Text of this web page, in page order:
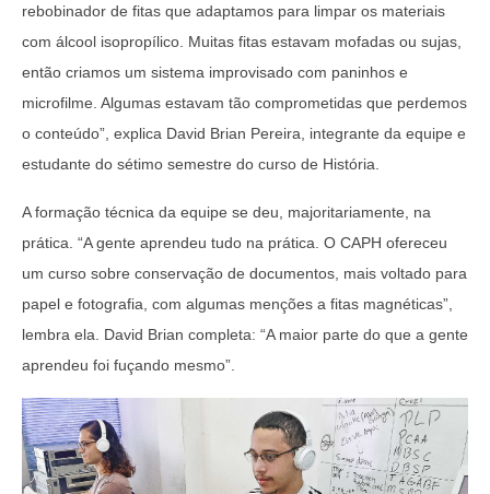
rebobinador de fitas que adaptamos para limpar os materiais
com álcool isopropílico. Muitas fitas estavam mofadas ou sujas,
então criamos um sistema improvisado com paninhos e
microfilme. Algumas estavam tão comprometidas que perdemos
o conteúdo”, explica David Brian Pereira, integrante da equipe e
estudante do sétimo semestre do curso de História.
A formação técnica da equipe se deu, majoritariamente, na
prática. “A gente aprendeu tudo na prática. O CAPH ofereceu
um curso sobre conservação de documentos, mais voltado para
papel e fotografia, com algumas menções a fitas magnéticas”,
lembra ela. David Brian completa: “A maior parte do que a gente
aprendeu foi fuçando mesmo”.